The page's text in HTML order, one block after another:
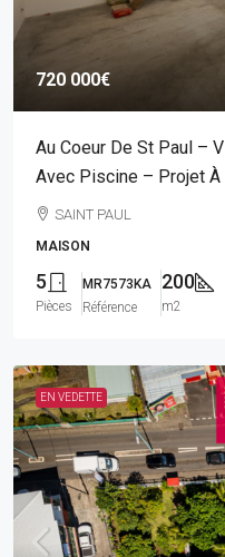
720 000€
Au Coeur De St Paul –
Avec Piscine – Projet
SAINT PAUL
MAISON
5
Pièces
MR7573KA
Référence
200
m2
EN VEDETTE